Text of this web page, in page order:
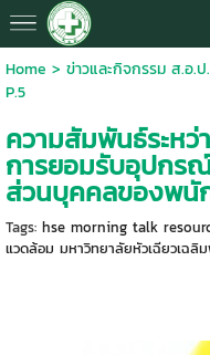
Home > ข่าวและกิจกรรม ส.อ.ป.
P.5
ความสัมพันธ์ระหว่
การยอมรับอุปกร
ส่วนบุคคลของพนั
Tags: hse morning talk
แวดล้อม มหาวิทยาลัยหัวเฉียวเฉลิ